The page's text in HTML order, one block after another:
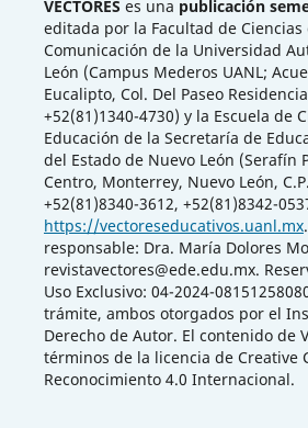
VECTORES es una publicación
editada por la Facultad de Ciencias
Comunicación de la Universidad
León (Campus Mederos UANL;
Eucalipto, Col. Del Paseo
+52(81)1340-4730) y la Escuela de
Educación de la Secretaría de
del Estado de Nuevo León (Serafín
Centro, Monterrey, Nuevo León,
+52(81)8340-3612, +52(81)8342-
https://vectoreseducativos.uanl.mx
responsable: Dra. María Dolores
revistavectores@ede.edu.mx.
Uso Exclusivo: 04-2024-
trámite, ambos otorgados por el
Derecho de Autor. El contenido de
términos de la licencia de Creative
Reconocimiento 4.0 Internacional.